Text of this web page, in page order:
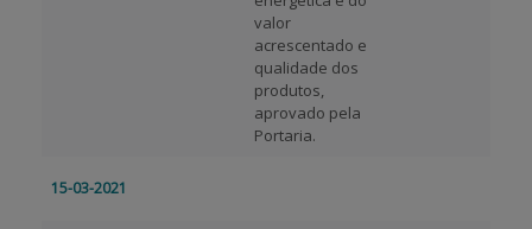
valor
acrescentado e
qualidade dos
produtos,
aprovado pela
Portaria.
15-03-2021